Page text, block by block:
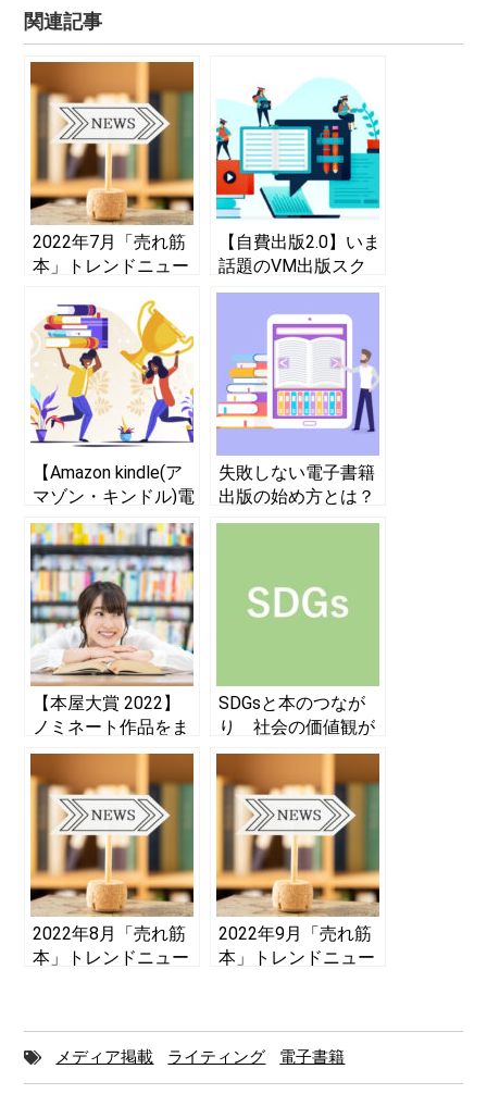
関連記事
2022年7月「売れ筋
本」トレンドニュー
とめ
【自費出版2.0】いま
話題のVM出版スク
ールは何がすごい？
【Amazon kindle(ア
マゾン・キンドル)電
子書籍出版】で副業
する時代がきた！
失敗しない電子書籍
出版の始め方とは？
【Amazon kindle (ア
【本屋大賞 2022】
ノミネート作品をま
とめて紹介！ 芥川
賞・直木賞との違い
を元編集者に聞いた
SDGsと本のつなが
り 社会の価値観が
変化、作家・著者と
して情報をアップデ
ートしよう
2022年8月「売れ筋
本」トレンドニュー
2022年9月「売れ筋
本」トレンドニュー
メディア掲載 ライティング 電子書籍